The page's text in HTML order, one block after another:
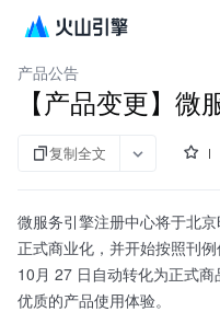
微服务引擎
产品公告
【产品变更】微
复制全文
微服务引擎注册中心将于北京
正式商业化，并开始按照刊
10月 27 日自动转化为正式
优质的产品使用体验。